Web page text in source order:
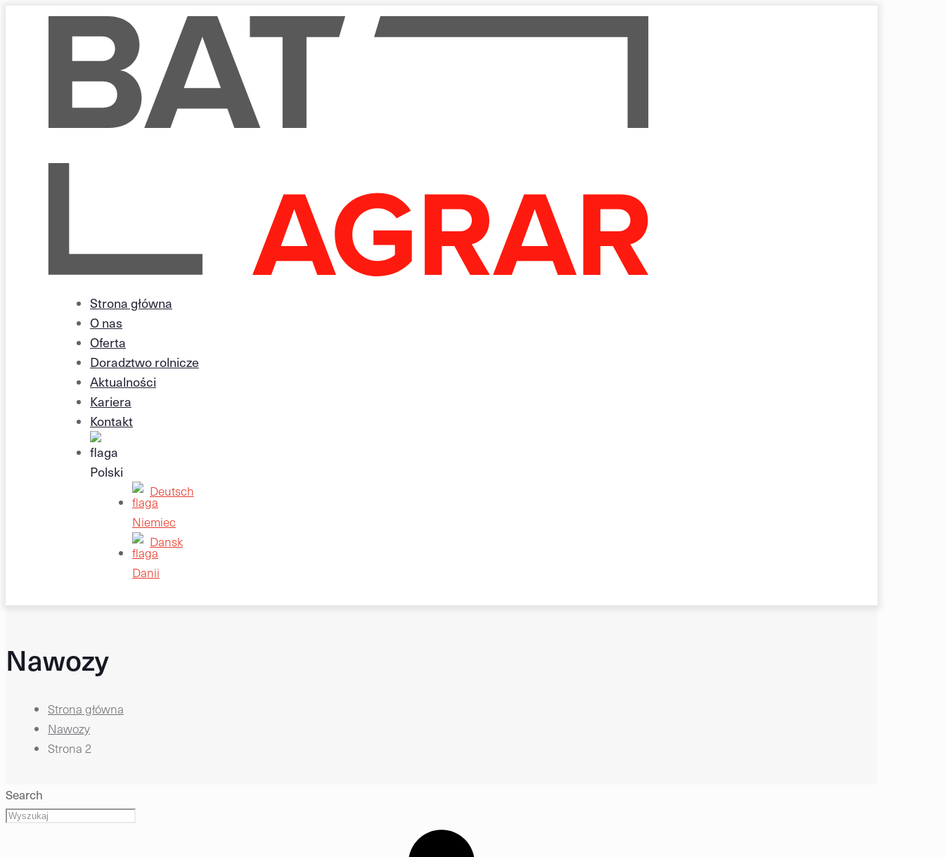
Strona główna
O nas
Oferta
Doradztwo rolnicze
Aktualności
Kariera
Kontakt
Deutsch
Dansk
Nawozy
Strona główna
Nawozy
Strona 2
Search